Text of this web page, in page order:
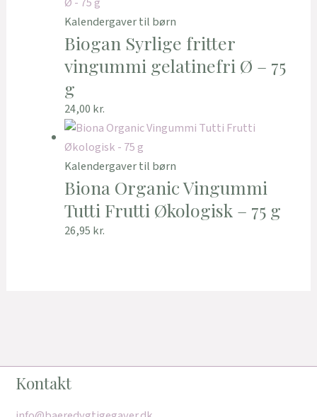
Kalendergaver til børn
Biogan Syrlige fritter
vingummi gelatinefri Ø – 75
g
24,00 kr.
Kalendergaver til børn
Biona Organic Vingummi
Tutti Frutti Økologisk – 75 g
26,95 kr.
Kontakt